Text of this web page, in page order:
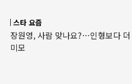
스타 요즘
장원영, 사람 맞나요?…인형보다
미모